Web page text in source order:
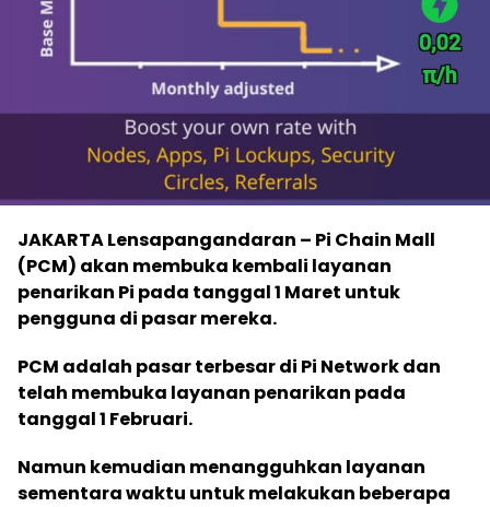
JAKARTA Lensapangandaran – Pi Chain Mall
(PCM) akan membuka kembali layanan
penarikan Pi pada tanggal 1 Maret untuk
pengguna di pasar mereka.
PCM adalah pasar terbesar di Pi Network dan
telah membuka layanan penarikan pada
tanggal 1 Februari.
Namun kemudian menangguhkan layanan
sementara waktu untuk melakukan beberapa